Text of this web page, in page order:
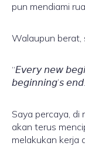
pun mendiami
Walaupun berat,
“𝘌𝘷𝘦𝘳𝘺 𝘯𝘦𝘸
𝘣𝘦𝘨𝘪𝘯𝘯𝘪𝘯𝘨’𝘴
Saya percaya, di
akan terus
melakukan kerja